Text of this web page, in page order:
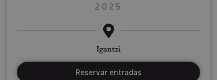
2025
Igantzi
Reservar entradas